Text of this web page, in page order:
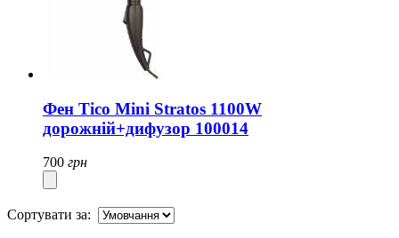
Фен Tico Mini Stratos 1100W
дорожній+дифузор 100014
700 грн
Сортувати за: